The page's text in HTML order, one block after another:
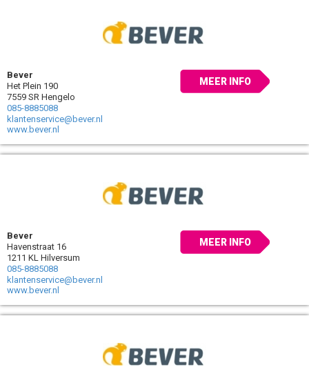
Bever
Het Plein 190
7559 SR Hengelo
085-8885088
klantenservice@bever.nl
www.bever.nl
MEER INFO
Bever
Havenstraat 16
1211 KL Hilversum
085-8885088
klantenservice@bever.nl
www.bever.nl
MEER INFO